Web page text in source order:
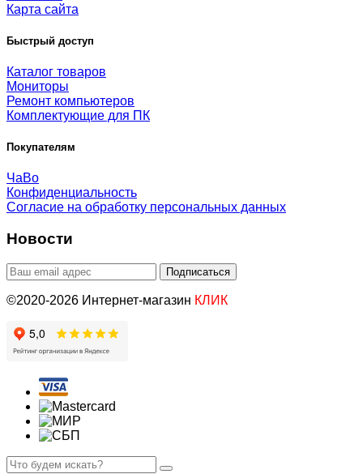
Карта сайта
Быстрый доступ
Каталог товаров
Мониторы
Ремонт компьютеров
Комплектующие для ПК
Покупателям
ЧаВо
Конфиденциальность
Согласие на обработку персональных данных
Новости
©2020-2026 Интернет-магазин КЛИК